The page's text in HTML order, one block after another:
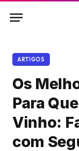
ARTIGOS
Os
Para
Vinho:
com